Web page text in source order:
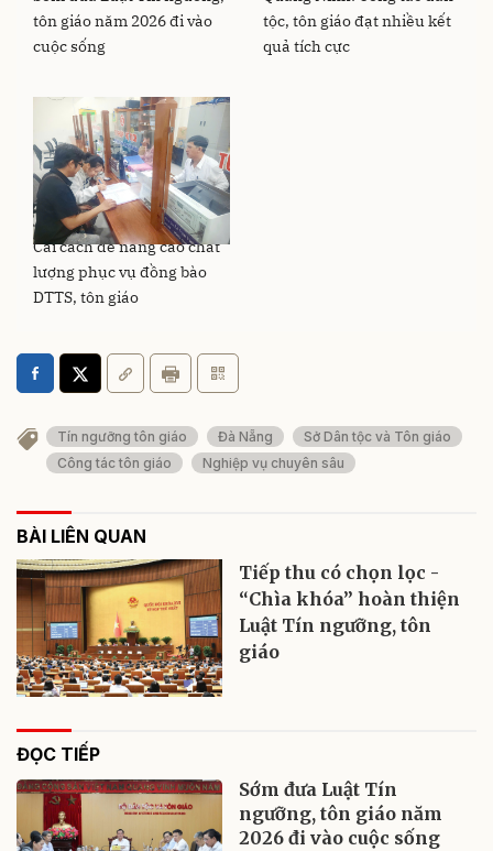
tôn giáo năm 2026 đi vào
cuộc sống
tộc, tôn giáo đạt nhiều kết
quả tích cực
Cải cách để nâng cao chất
lượng phục vụ đồng bào
DTTS, tôn giáo
Tín ngưỡng tôn giáo Đà Nẵng
Sở Dân tộc và Tôn giáo
Công tác tôn giáo
Nghiệp vụ chuyên sâu
BÀI LIÊN QUAN
Tiếp thu có chọn lọc -
“Chìa khóa” hoàn thiện
Luật Tín ngưỡng, tôn
giáo
ĐỌC TIẾP
Sớm đưa Luật Tín
ngưỡng, tôn giáo năm
2026 đi vào cuộc sống